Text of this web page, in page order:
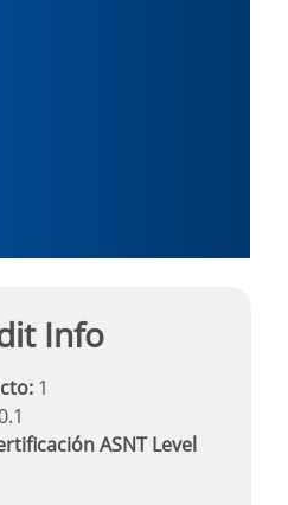
Info
1
ASNT Level